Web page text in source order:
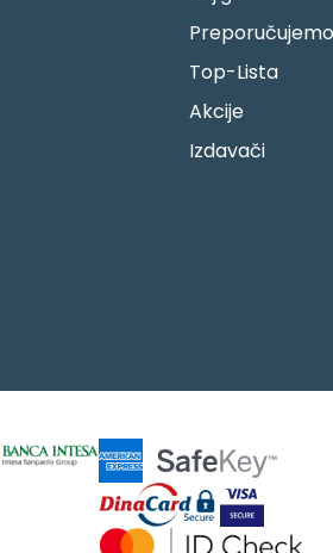
Preporučujemo
Top-Lista
Akcije
Izdavači